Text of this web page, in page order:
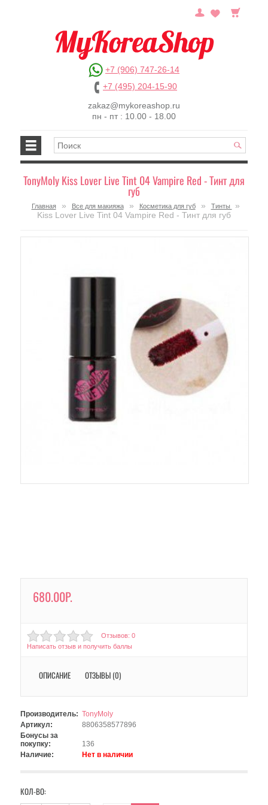
+7 (906) 747-26-14
+7 (495) 204-15-90
zakaz@mykoreashop.ru
пн - пт : 10.00 - 18.00
TonyMoly Kiss Lover Live Tint 04 Vampire Red - Тинт для
губ
Главная » Все для макияжа » Косметика для губ » Тинты
»
Kiss Lover Live Tint 04 Vampire Red - Тинт для губ
680.00Р.
Отзывов: 0
Написать отзыв и получить баллы
ОПИСАНИЕ ОТЗЫВЫ (0)
Производитель: TonyMoly
Артикул:
8806358577896
Бонусы за
покупку:
136
Наличие:
Нет в наличии
КОЛ-ВО: